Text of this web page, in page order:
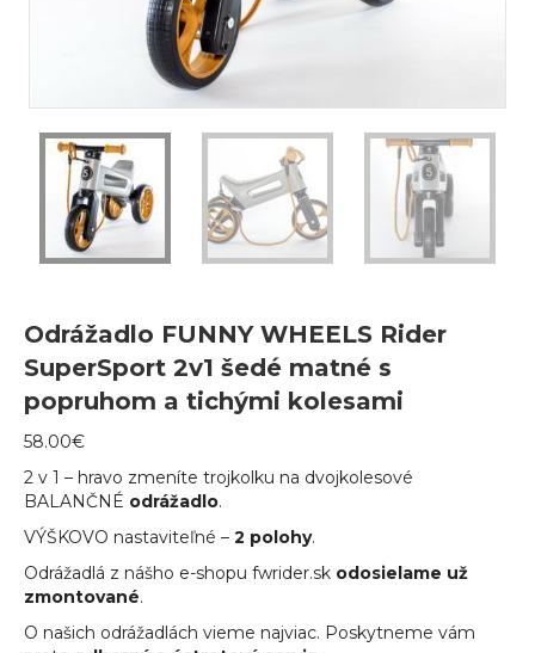
Odrážadlo FUNNY WHEELS Rider
SuperSport 2v1 šedé matné s
popruhom a tichými kolesami
58.00€
2 v 1 – hravo zmeníte trojkolku na dvojkolesové
BALANČNÉ odrážadlo.
VÝŠKOVO nastaviteľné – 2 polohy.
Odrážadlá z nášho e-shopu fwrider.sk odosielame už
zmontované.
O našich odrážadlách vieme najviac. Poskytneme vám